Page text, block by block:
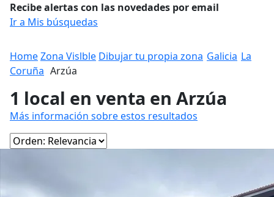
Recibe alertas con las novedades por email
Ir a Mis búsquedas
HomeZona Vislble Dibujar tu propia zona Galicia La
Coruña Arzúa
1 local en venta en Arzúa
Más información sobre estos resultados